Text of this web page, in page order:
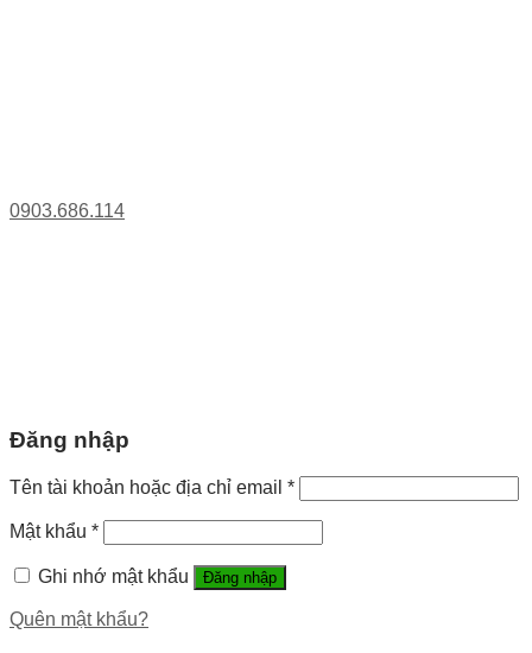
0903.686.114
Đăng nhập
Tên tài khoản hoặc địa chỉ email *
Mật khẩu *
Ghi nhớ mật khẩu Đăng nhập
Quên mật khẩu?